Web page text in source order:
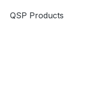
QSP Products